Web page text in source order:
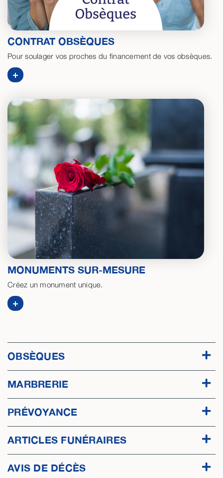
CONTRAT OBSÈQUES
Pour soulager vos proches du financement de vos obsèques.
+
MONUMENTS SUR-MESURE
Créez un monument unique.
+
OBSÈQUES
MARBRERIE
PRÉVOYANCE
ARTICLES FUNÉRAIRES
AVIS DE DÉCÈS